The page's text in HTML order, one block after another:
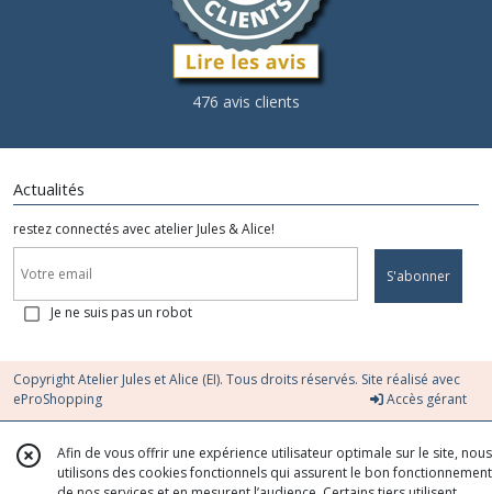
476 avis clients
Actualités
restez connectés avec atelier Jules & Alice!
S'abonner
Je ne suis pas un robot
Copyright Atelier Jules et Alice (EI). Tous droits réservés. Site réalisé avec
eProShopping
Accès gérant
Afin de vous offrir une expérience utilisateur optimale sur le site, nous
utilisons des cookies fonctionnels qui assurent le bon fonctionnement